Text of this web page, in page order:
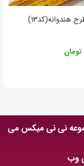
تومان
نی نی میکس می
وب